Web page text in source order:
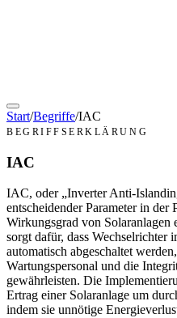
Start/Begriffe/IAC
BEGRIFFSERKLÄRUNG
IAC
IAC, oder „Inverter Anti-
entscheidender Parameter in der
Wirkungsgrad von
sorgt dafür, dass Wechselrichter
automatisch abgeschaltet
Wartungspersonal und die
gewährleisten. Die
Ertrag einer Solaranlage um
indem sie unnötige